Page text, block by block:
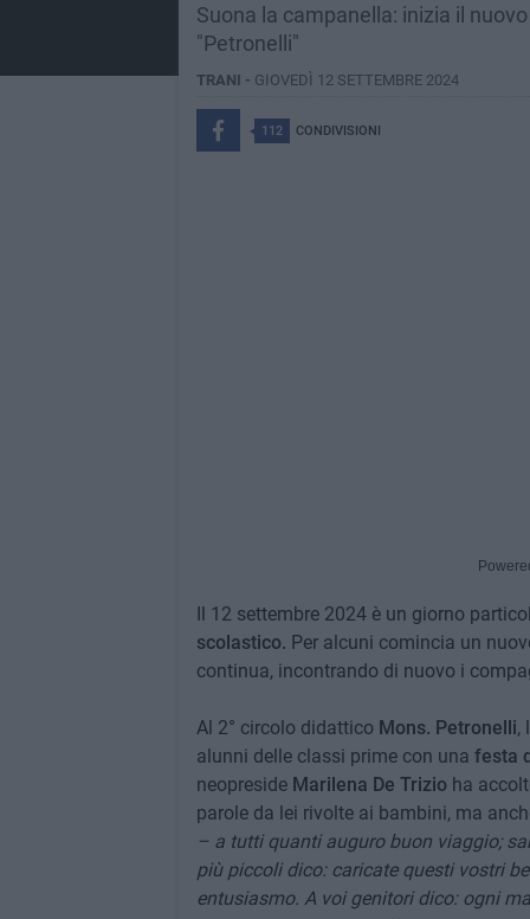
Suona la campanella: inizia il
"Petronelli"
TRANI - GIOVEDÌ 12 SETTEMBRE 2024
112 CONDIVISIONI
Il 12 settembre 2024 è un giorno
scolastico. Per alcuni comincia un
continua, incontrando di nuovo i
Al 2° circolo didattico Mons. Petronelli,
alunni delle classi prime con una festa
neopreside Marilena De Trizioha
parole da lei rivolte ai bambini, ma
– a tutti quanti auguro buon viaggio;
più piccoli dico: caricate questi vostri
entusiasmo. A voi genitori dico: ogni